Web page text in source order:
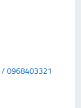
0968403321